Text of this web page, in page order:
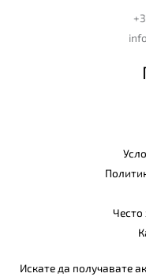
Често
Искате да получавате